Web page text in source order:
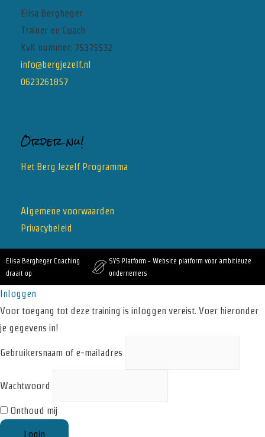
Elisa Bergheger
Trainer en Coach
KvK nummer: 75375532
info@bergjezelf.nl
0623261857
Order nu!
Het Berg Jezelf Programma
Algemene voorwaarden
Privacybeleid
Elisa Bergheger Coaching
draait op
SYS Platform - Website platform voor ambitieuze
ondernemers
Inloggen
Voor toegang tot deze training is inloggen vereist. Voer hieronder
je gegevens in!
Gebruikersnaam of e-mailadres
Wachtwoord
Onthoud mij